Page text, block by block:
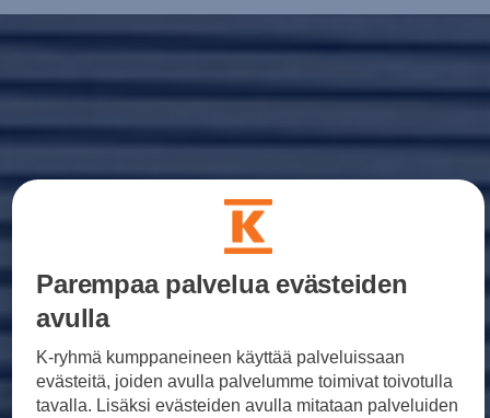
Parempaa palvelua evästeiden
avulla
K-ryhmä kumppaneineen käyttää palveluissaan
evästeitä, joiden avulla palvelumme toimivat toivotulla
tavalla. Lisäksi evästeiden avulla mitataan palveluiden